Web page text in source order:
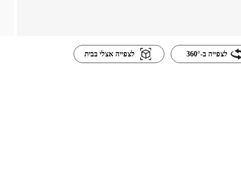
לצפייה ב-360° לצפייה אצלי בבית